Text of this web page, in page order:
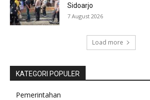
Sidoarjo
7 August 2026
Load more
KATEGORI POPULER
Pemerintahan